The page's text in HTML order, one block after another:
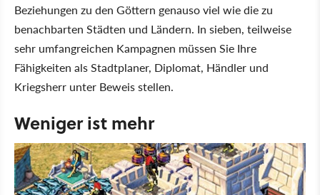
Beziehungen zu den Göttern genauso viel wie die zu
benachbarten Städten und Ländern. In sieben, teilweise
sehr umfangreichen Kampagnen müssen Sie Ihre
Fähigkeiten als Stadtplaner, Diplomat, Händler und
Kriegsherr unter Beweis stellen.
Weniger ist mehr